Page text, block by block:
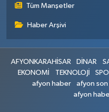
Tüm Manşetler
Haber Arşivi
AFYONKARAHİSAR DİNAR
EKONOMİ
TEKNOLOJİ
afyon haber
afyon
afyon